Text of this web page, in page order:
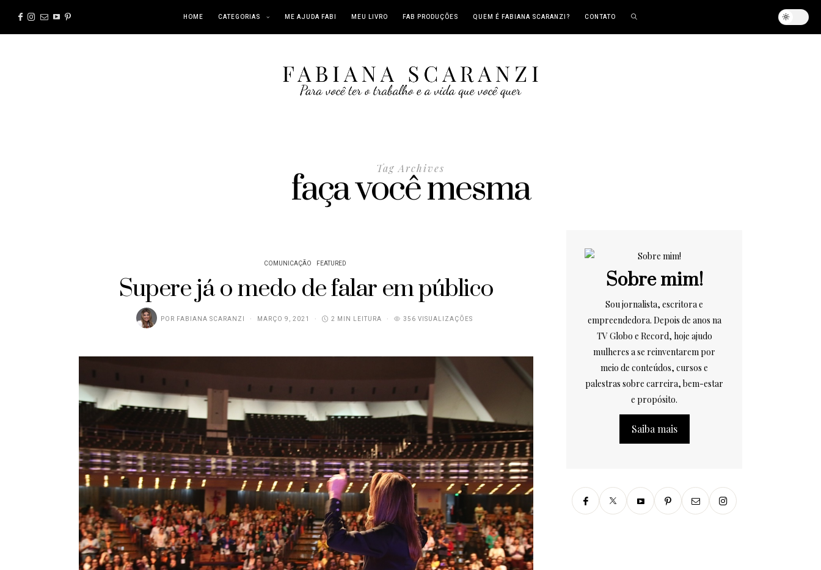
HOME CATEGORIAS ME AJUDA FABI MEU LIVRO FAB PRODUÇÕES QUEM É FABIANA SCARANZI? CONTATO
Tag Archives
faça você mesma
COMUNICAÇÃO FEATURED
Supere já o medo de falar em público
POR FABIANA SCARANZI MARÇO 9, 2021 2 MIN LEITURA 356 VISUALIZAÇÕES
Sobre mim!
Sou jornalista, escritora e
empreendedora. Depois de anos na
TV Globo e Record, hoje ajudo
mulheres a se reinventarem por
meio de conteúdos, cursos e
palestras sobre carreira, bem-estar
e propósito.
Saiba mais